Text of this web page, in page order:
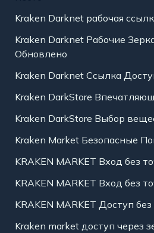
Kraken Darknet рабочая
Kraken Darknet Рабочие
Обновлено
Kraken Darknet Ссылка
Kraken DarkStore
Kraken DarkStore Выбор
Kraken Market Безопасные
KRAKEN MARKET Вход без
KRAKEN MARKET Вход без
KRAKEN MARKET Доступ без
Kraken market доступ через